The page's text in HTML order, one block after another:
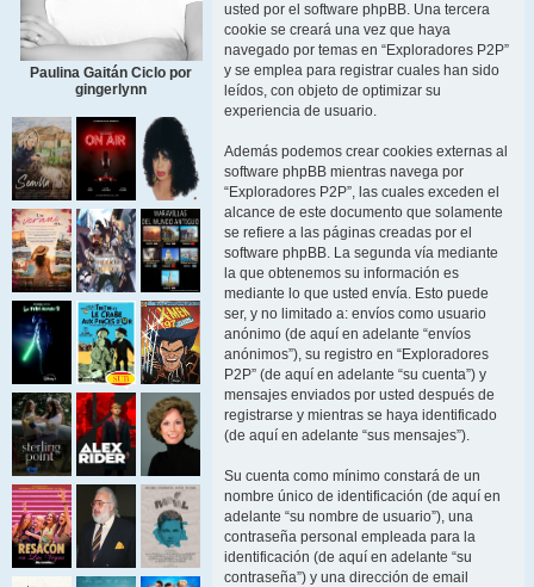
Paulina Gaitán Ciclo por
gingerlynn
usted por el software phpBB. Una tercera
cookie se creará una vez que haya
navegado por temas en “Exploradores P2P”
y se emplea para registrar cuales han sido
leídos, con objeto de optimizar su
experiencia de usuario.
Además podemos crear cookies externas al
software phpBB mientras navega por
“Exploradores P2P”, las cuales exceden el
alcance de este documento que solamente
se refiere a las páginas creadas por el
software phpBB. La segunda vía mediante
la que obtenemos su información es
mediante lo que usted envía. Esto puede
ser, y no limitado a: envíos como usuario
anónimo (de aquí en adelante “envíos
anónimos”), su registro en “Exploradores
P2P” (de aquí en adelante “su cuenta”) y
mensajes enviados por usted después de
registrarse y mientras se haya identificado
(de aquí en adelante “sus mensajes”).
Su cuenta como mínimo constará de un
nombre único de identificación (de aquí en
adelante “su nombre de usuario”), una
contraseña personal empleada para la
identificación (de aquí en adelante “su
contraseña”) y una dirección de email